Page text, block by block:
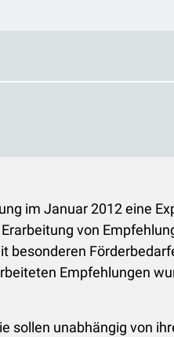
im Januar 2012 eine
von
besonderen
Empfehlungen
sollen unabhängig von